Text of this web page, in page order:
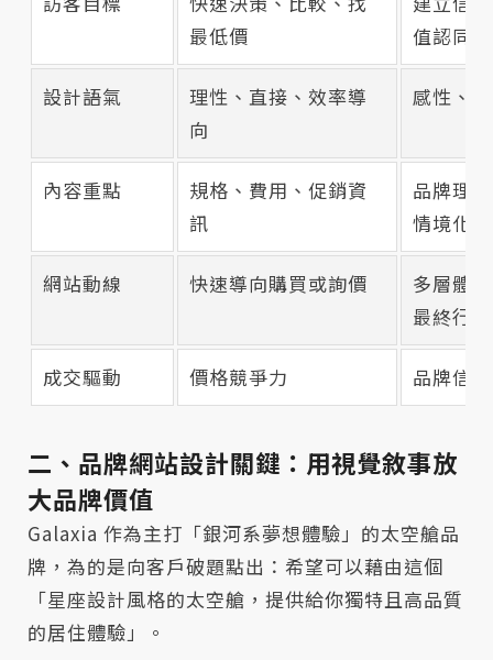
最低價
值認同
設計語氣
理性、直接、效率導
向
感性、
內容重點
規格、費用、促銷資
訊
品牌理
情境化
網站動線 快速導向購買或詢價
多層體
最終行動
成交驅動 價格競爭力 品牌信
二、品牌網站設計關鍵：用視覺敘事放
大品牌價值
Galaxia 作為主打「銀河系夢想體驗」的太空艙品
牌，為的是向客戶破題點出：希望可以藉由這個
「星座設計風格的太空艙，提供給你獨特且高品質
的居住體驗」。